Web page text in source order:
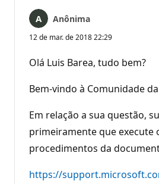
Anônima
12 de mar. de 2018 22:29
Olá Luis Barea, tudo bem?
Bem-vindo à Comunidade
Em relação a sua questão,
primeiramente que execute
procedimentos da
https://